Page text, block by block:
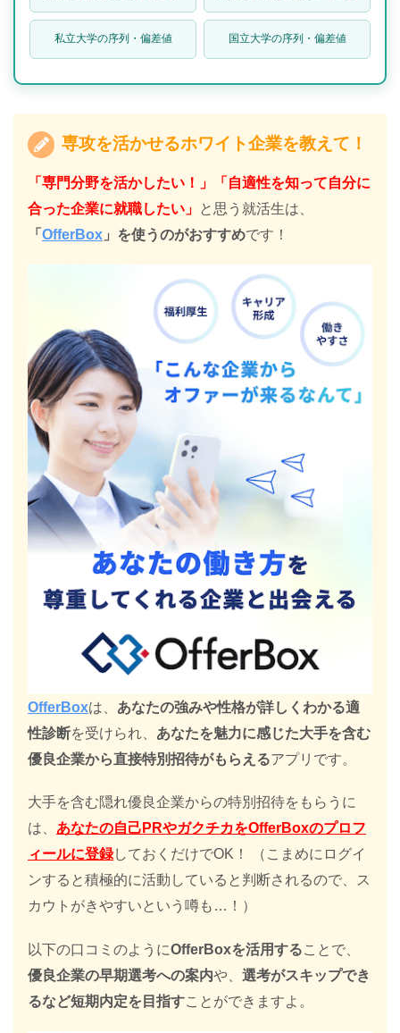
私立大学の序列・偏差値 国立大学の序列・偏差値
専攻を活かせるホワイト企業を教えて！
「専門分野を活かしたい！」「自適性を知って自分に
合った企業に就職したい」 と思う就活生は、
「 OfferBox 」を使うのがおすすめです！
OfferBoxは、 あなたの強みや性格が詳しくわかる適
性診断を受けられ、 あなたを魅力に感じた大手を含む
優良企業から直接特別招待がもらえるアプリです。
大手を含む隠れ優良企業からの特別招待をもらうに
は、 あなたの自己PRやガクチカをOfferBoxのプロフ
ィールに登録しておくだけでOK！ （こまめにログイ
ンすると積極的に活動していると判断されるので、ス
カウトがきやすいという噂も…！）
以下の口コミのようにOfferBoxを活用することで、
優良企業の早期選考への案内や、 選考がスキップでき
るなど短期内定を目指すことができますよ。